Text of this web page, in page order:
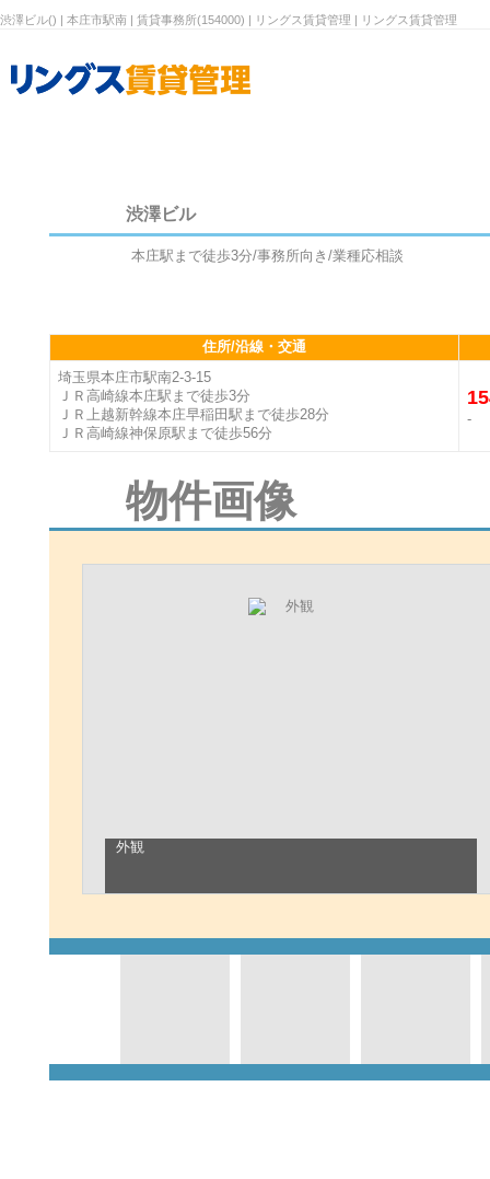
渋澤ビル() | 本庄市駅南 | 賃貸事務所(154000) | リングス賃貸管理 | リングス賃貸管理
渋澤ビル
本庄駅まで徒歩3分/事務所向き/業種応相談
住所/沿線・交通
埼玉県本庄市駅南2-3-15
ＪＲ高崎線本庄駅まで徒歩3分
ＪＲ上越新幹線本庄早稲田駅まで徒歩28分
ＪＲ高崎線神保原駅まで徒歩56分
-
物件画像
外観